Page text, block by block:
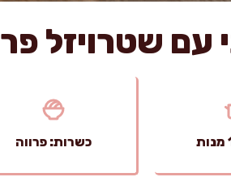
שטרויזל
כשרות: פרווה